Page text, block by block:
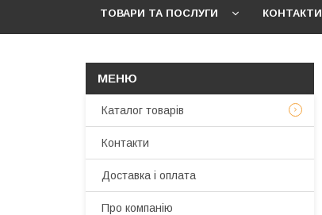
ТОВАРИ ТА ПОСЛУГИ КОНТАКТИ
Каталог товарів
Контакти
Доставка і оплата
Про компанію